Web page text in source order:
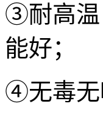
③耐高温
能好；
④无毒无